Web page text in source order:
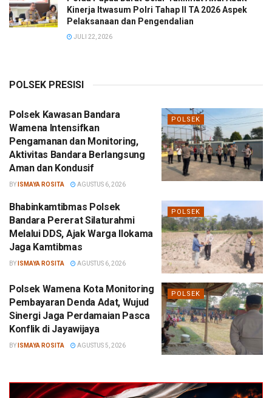
Kinerja Itwasum Polri Tahap II TA 2026 Aspek
Pelaksanaan dan Pengendalian
JULI 22, 2026
POLSEK PRESISI
POLSEK
Polsek Kawasan Bandara
Wamena Intensifkan
Pengamanan dan Monitoring,
Aktivitas Bandara Berlangsung
Aman dan Kondusif
BY ISMAYA ROSITA AGUSTUS 6, 2026
POLSEK
Bhabinkamtibmas Polsek
Bandara Pererat Silaturahmi
Melalui DDS, Ajak Warga Ilokama
Jaga Kamtibmas
BY ISMAYA ROSITA AGUSTUS 6, 2026
POLSEK
Polsek Wamena Kota Monitoring
Pembayaran Denda Adat, Wujud
Sinergi Jaga Perdamaian Pasca
Konflik di Jayawijaya
BY ISMAYA ROSITA AGUSTUS 5, 2026